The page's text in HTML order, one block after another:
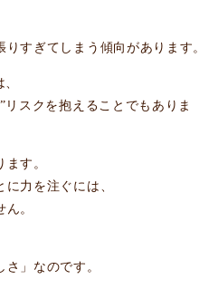
すぎてしまう傾向があります。
リスクを抱えることでもありま
す。
力を注ぐには、
。
さ」なのです。